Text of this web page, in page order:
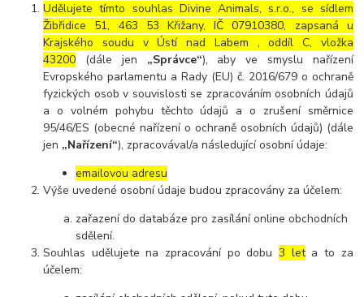
Udělujete tímto souhlas Divine Animals, s.r.o., se sídlem
Žibřidice 51, 463 53 Křižany, IČ 07910380, zapsaná u
Krajského soudu v Ústí nad Labem , oddíl C, vložka
43200 (dále jen „Správce“), aby ve smyslu nařízení
Evropského parlamentu a Rady (EU) č. 2016/679 o ochraně
fyzických osob v souvislosti se zpracováním osobních údajů
a o volném pohybu těchto údajů a o zrušení směrnice
95/46/ES (obecné nařízení o ochraně osobních údajů) (dále
jen „Nařízení“), zpracovával/a následující osobní údaje:
emailovou adresu
Výše uvedené osobní údaje budou zpracovány za účelem:
zařazení do databáze pro zasílání online obchodních
sdělení.
Souhlas udělujete na zpracování po dobu3 leta to za
účelem: